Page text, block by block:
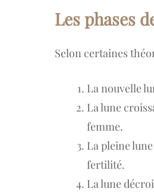
Les phases
Selon certaines
La nouvelle
La lune
femme.
La pleine
fertilité.
La lune